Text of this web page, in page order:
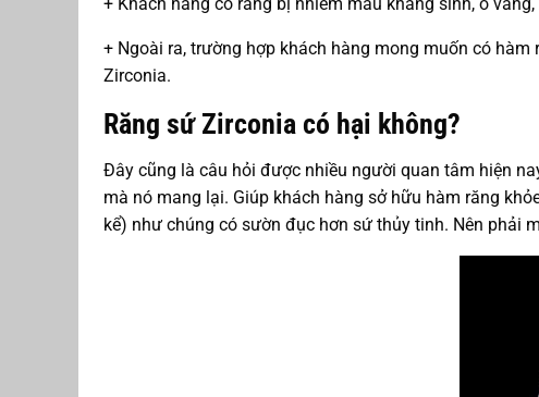
+ Ngoài ra, trường hợp khách hàng mong muốn có
Zirconia.
Răng sứ Zirconia có hại không?
Đây cũng là câu hỏi được nhiều người quan tâm hiện
mà nó mang lại. Giúp khách hàng sở hữu hàm răng
kể) như chúng có sườn đục hơn sứ thủy tinh. Nên phải